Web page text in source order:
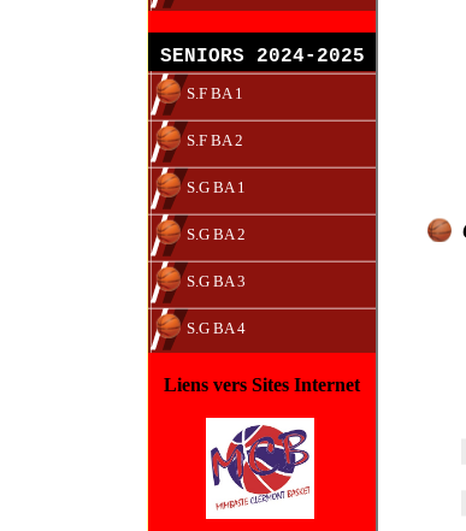
SENIORS 2024-2025
S.F BA 1
S.F BA 2
S.G BA 1
S.G BA 2
S.G BA 3
S.G BA 4
Liens vers Sites Internet